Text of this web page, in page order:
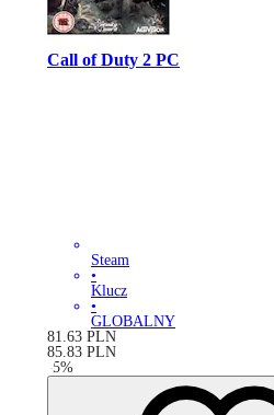
Call of Duty 2 PC
Steam
•
Klucz
•
GLOBALNY
81.63 PLN
85.83 PLN
-5%